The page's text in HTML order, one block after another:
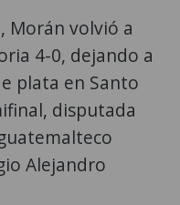
Morán volvió a
4-0, dejando a
plata en Santo
disputada
Alejandro